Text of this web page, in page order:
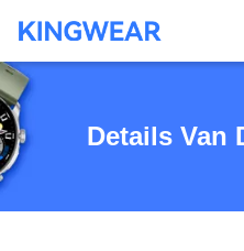
Details Van